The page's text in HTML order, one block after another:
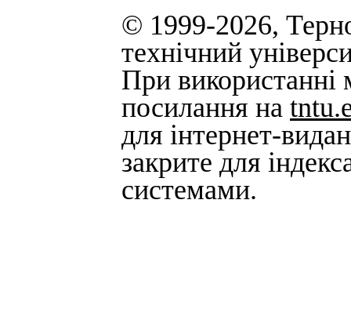
© 1999-2026,
технічний
При використанні
посилання на
для інтернет-
закрите для
системами.